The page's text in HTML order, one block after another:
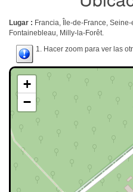
Lugar : Francia, Île-de-France,
Fontainebleau, Milly-la-Forêt.
1. Hacer zoom para ver las
+
−